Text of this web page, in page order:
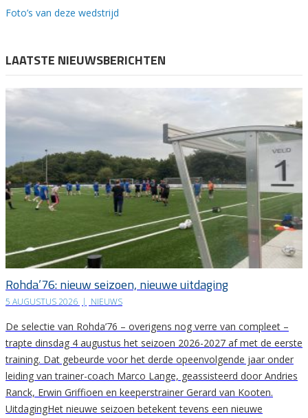
Foto’s van deze wedstrijd
LAATSTE NIEUWSBERICHTEN
Rohda’76: nieuw seizoen, nieuwe uitdaging
5 AUGUSTUS 2026 | NIEUWS
De selectie van Rohda’76 – overigens nog verre van compleet –
trapte dinsdag 4 augustus het seizoen 2026-2027 af met de eerste
training. Dat gebeurde voor het derde opeenvolgende jaar onder
leiding van trainer-coach Marco Lange, geassisteerd door Andries
Ranck, Erwin Griffioen en keeperstrainer Gerard van Kooten.
UitdagingHet nieuwe seizoen betekent tevens een nieuwe